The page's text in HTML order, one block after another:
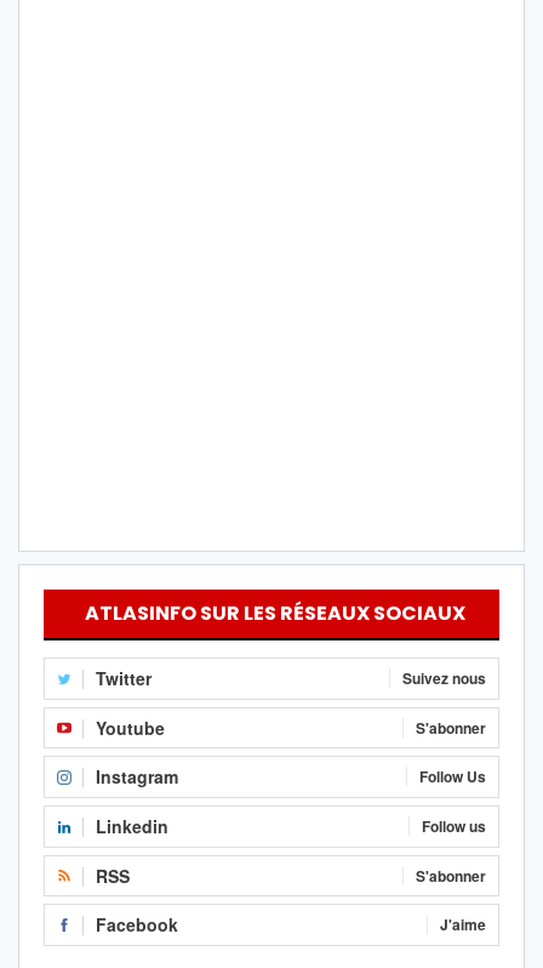
ATLASINFO SUR LES RÉSEAUX SOCIAUX
Twitter Suivez nous
Youtube S'abonner
Instagram Follow Us
Linkedin Follow us
RSS S'abonner
Facebook J'aime